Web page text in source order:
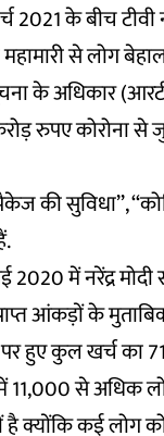
2021 के बीच
से लोग
के अधिकार
रुपए कोरोना से
की सुविधा’’,
2020 में नरेंद्र मोदी
आंकड़ों के
हुए कुल खर्च का
से अधिक
क्योंकि कई लोग